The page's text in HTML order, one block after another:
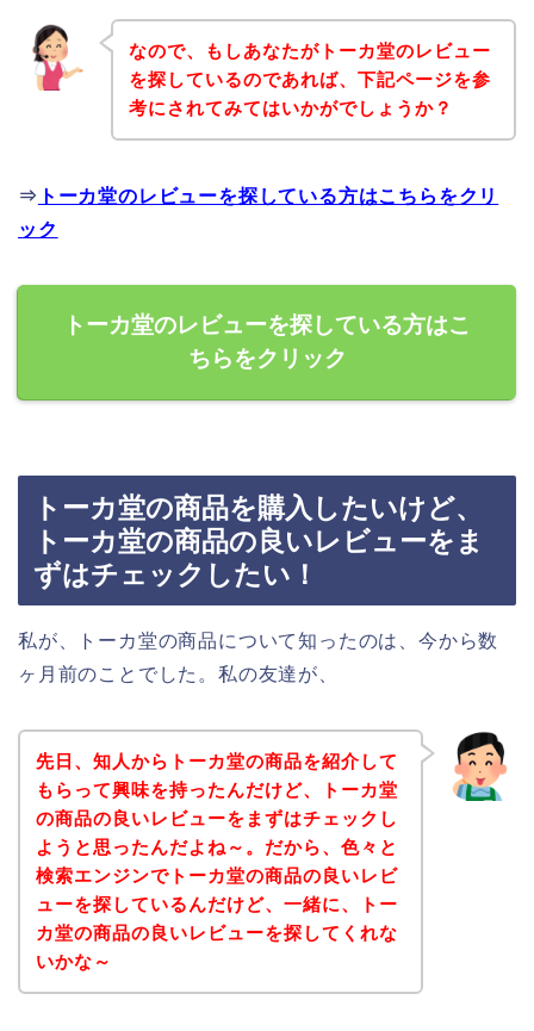
なので、もしあなたがトーカ堂のレビュー
を探しているのであれば、下記ページを参
考にされてみてはいかがでしょうか？
⇒ トーカ堂のレビューを探している方はこちらをクリ
ック
トーカ堂のレビューを探している方はこ
ちらをクリック
トーカ堂の商品を購入したいけど、
トーカ堂の商品の良いレビューをま
ずはチェックしたい！
私が、トーカ堂の商品について知ったのは、今から数
ヶ月前のことでした。私の友達が、
先日、知人からトーカ堂の商品を紹介して
もらって興味を持ったんだけど、トーカ堂
の商品の良いレビューをまずはチェックし
ようと思ったんだよね～。だから、色々と
検索エンジンでトーカ堂の商品の良いレビ
ューを探しているんだけど、一緒に、トー
カ堂の商品の良いレビューを探してくれな
いかな～